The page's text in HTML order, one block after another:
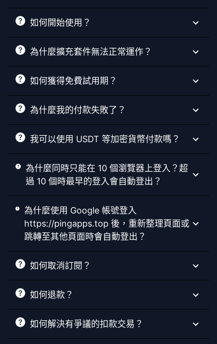
如何開始使用？
為什麼擴充套件無法正常運作？
如何獲得免費試用期？
為什麼我的付款失敗了？
我可以使用 USDT 等加密貨幣付款嗎？
為什麼同時只能在 10 個瀏覽器上登入？超
過 10 個時最早的登入會自動登出？
為什麼使用 Google 帳號登入
https://pingapps.top 後，重新整理頁面或
跳轉至其他頁面時會自動登出？
如何取消訂閱？
如何退款？
如何解決有爭議的扣款交易？